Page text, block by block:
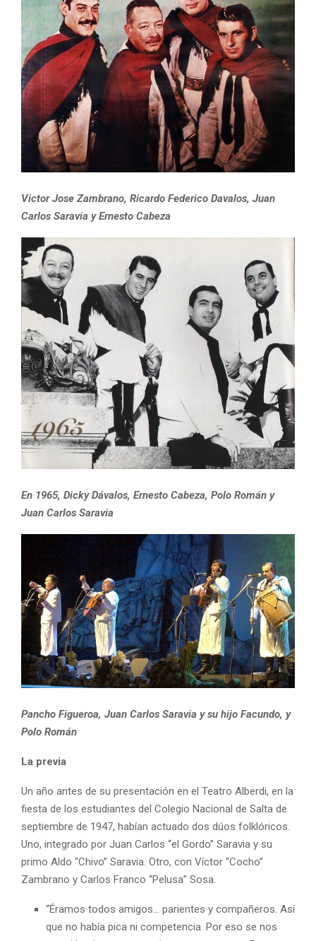
Victor Jose Zambrano, Ricardo Federico Davalos, Juan
Carlos Saravia y Ernesto Cabeza
En 1965, Dicky Dávalos, Ernesto Cabeza, Polo Román y
Juan Carlos Saravia
Pancho Figueroa, Juan Carlos Saravia y su hijo Facundo, y
Polo Román
La previa
Un año antes de su presentación en el Teatro Alberdi, en la
fiesta de los estudiantes del Colegio Nacional de Salta de
septiembre de 1947, habían actuado dos dúos folklóricos.
Uno, integrado por Juan Carlos “el Gordo” Saravia y su
primo Aldo “Chivo” Saravia. Otro, con Víctor “Cocho”
Zambrano y Carlos Franco “Pelusa” Sosa.
“Éramos todos amigos… parientes y compañeros. Así
que no había pica ni competencia. Por eso se nos